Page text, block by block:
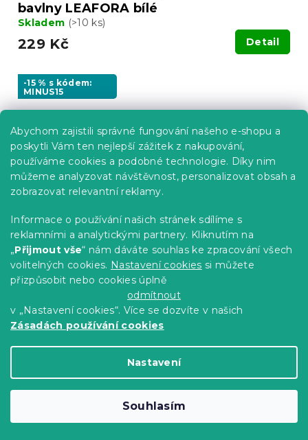
Abychom zajistili správné fungování našeho e-shopu a
poskytli Vám ten nejlepší zážitek z nakupování,
používáme cookies a podobné technologie. Díky nim
můžeme analyzovat návštěvnost, personalizovat obsah a
zobrazovat relevantní reklamy.
Informace o používání našich stránek sdílíme s
reklamními a analytickými partnery. Kliknutím na
„Přijmout vše“ nám dáváte souhlas ke zpracování všech
volitelných cookies. Nastavení cookies si můžete
přizpůsobit nebo cookies úplně
odmítnout
v „Nastavení cookies“. Více se dozvíte v našich
Zásadách používání cookies
Nastavení
Souhlasím
bavlny LEAFORA bílé
Skladem (>10 ks)
229 Kč Detail
-15 % s kódem:
MINUS15
Bavlněné povlečení FLOERIUM šedé
319 Kč